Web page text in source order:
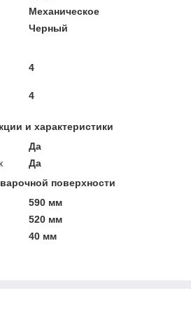
Механическое
Черный
4
4
и характеристики
Да
Да
поверхности
590 мм
520 мм
40 мм